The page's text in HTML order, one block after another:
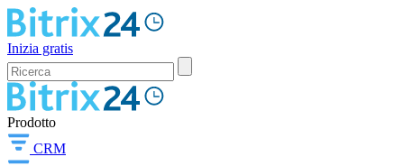
Inizia gratis
Prodotto
CRM